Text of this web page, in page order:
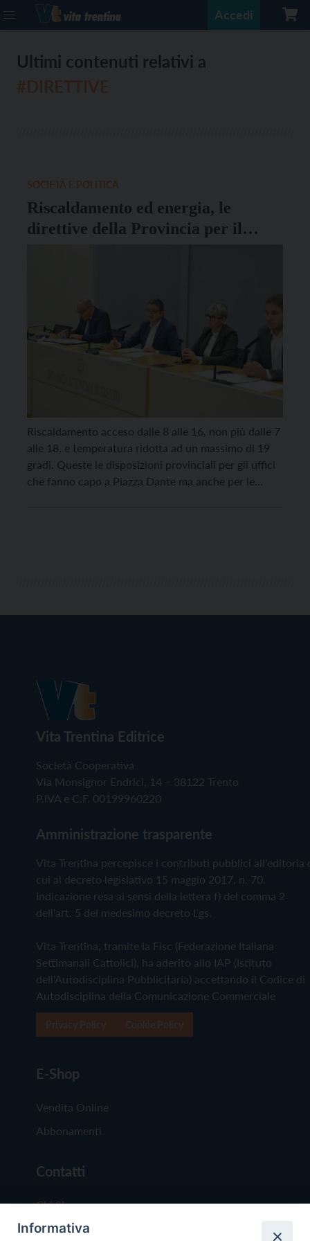
Accedi
Ultimi contenuti relativi a
Riscaldamento ed energia, le
direttive della Provincia per il
Riscaldamento acceso dalle 8 alle 16, non più dalle 7
alle 18, e temperatura ridotta ad un massimo di 19
gradi. Queste le disposizioni provinciali per gli uffici
che fanno capo a Piazza Dante ma anche per le
Vita Trentina Editrice
Società Cooperativa
Via Monsignor Endrici, 14 – 38122 Trento
P.IVA e C.F. 00199960220
Amministrazione trasparente
Vita Trentina percepisce i contributi pubblici all'editoria
cui al decreto legislativo 15 maggio 2017, n. 70.
Indicazione resa ai sensi della lettera f) del comma 2
dell'art. 5 del medesimo decreto Lgs.
Vita Trentina, tramite la Fisc (Federazione Italiana
Settimanali Cattolici), ha aderito allo IAP (Istituto
dell'Autodisciplina Pubblicitaria) accettando il Codice di
Autodisciplina della Comunicazione Commerciale
E-Shop
Vendita Online
Abbonamenti
Contatti
Chi Siamo
Redazione
Informativa